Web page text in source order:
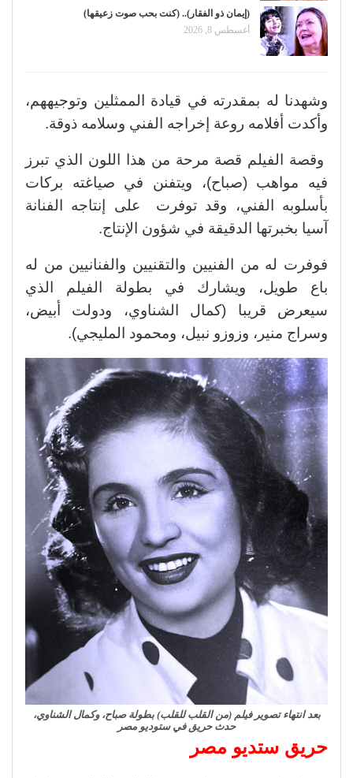
(إيمان ذو الفقار).. (كنت بحب صوت زعيقها)
أغسطس 8, 2026
وشهدنا له بمقدرته في قيادة الممثلين وتوجيههم،
وأكدت أفلامه روعة إخراجه الفني وسلامه ذوقة.
وقصة الفيلم قصة مرحة من هذا اللون الذي تبرز
فيه مواهب (صباح)، ويتفنن في صياغته بركات
بأسلوبه الفني، وقد توفرت على إنتاجه الفنانة
آسيا بخبرتها الدقيقة في شؤون الإنتاج.
فوفرت له من الفنيين والتقنيين والفنانيين من له
باع طويل، ويشارك في بطولة الفيلم الذي
سيعرض قريبا (كمال الشناوي، ودولت أبيض،
وسراج منير، وزوزو نبيل، ومحمود المليجي).
بعد انتهاء تصوير فيلم (من القلب للقلب) بطولة صباح، وكمال الشناوي،
حدث حريق في ستوديو مصر
حريق ستديو مصر